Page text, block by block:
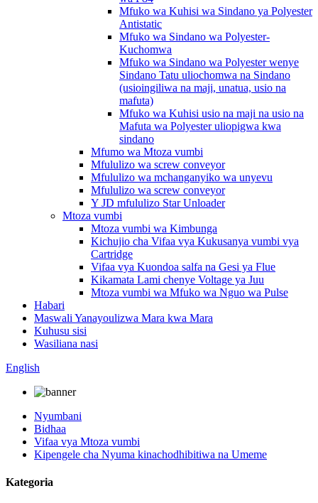
Mfuko wa Kuhisi wa Sindano ya Polyester
Antistatic
Mfuko wa Sindano wa Polyester-
Kuchomwa
Mfuko wa Sindano wa Polyester wenye
Sindano Tatu uliochomwa na Sindano
(usioingiliwa na maji, unatua, usio na
mafuta)
Mfuko wa Kuhisi usio na maji na usio na
Mafuta wa Polyester uliopigwa kwa
sindano
Mfumo wa Mtoza vumbi
Mfululizo wa screw conveyor
Mfululizo wa mchanganyiko wa unyevu
Mfululizo wa screw conveyor
Y JD mfululizo Star Unloader
Mtoza vumbi
Mtoza vumbi wa Kimbunga
Kichujio cha Vifaa vya Kukusanya vumbi vya
Cartridge
Vifaa vya Kuondoa salfa na Gesi ya Flue
Kikamata Lami chenye Voltage ya Juu
Mtoza vumbi wa Mfuko wa Nguo wa Pulse
Habari
Maswali Yanayoulizwa Mara kwa Mara
Kuhusu sisi
Wasiliana nasi
English
Nyumbani
Bidhaa
Vifaa vya Mtoza vumbi
Kipengele cha Nyuma kinachodhibitiwa na Umeme
Kategoria